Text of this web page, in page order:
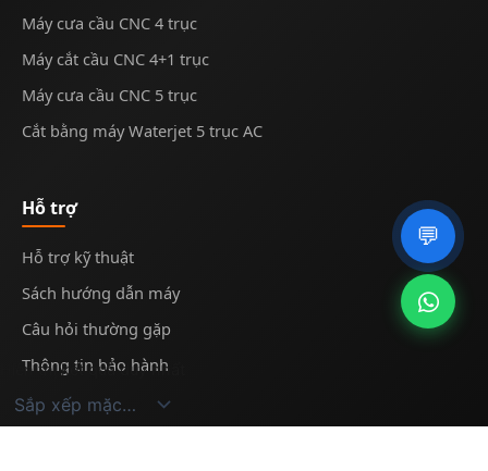
💬
Hiển thị kết quả duy nhất
Máy cưa cầu CNC 4 trục
Máy cắt cầu CNC 4+1 trục
Máy cưa cầu CNC 5 trục
Cắt bằng máy Waterjet 5 trục AC
Hỗ trợ
Hỗ trợ kỹ thuật
Sách hướng dẫn máy
Câu hỏi thường gặp
Thông tin bảo hành